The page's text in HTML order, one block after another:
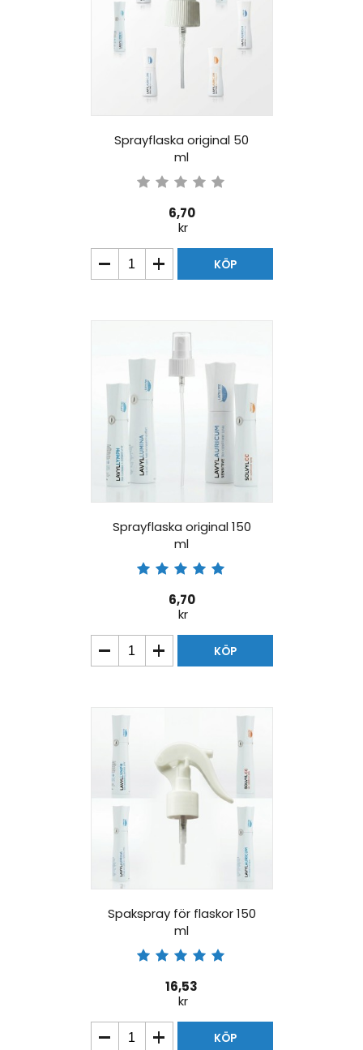
Sprayflaska original 50
ml
6,70
kr
KÖP
Sprayflaska original 150
ml
6,70
kr
KÖP
Spakspray för flaskor 150
ml
16,53
kr
KÖP